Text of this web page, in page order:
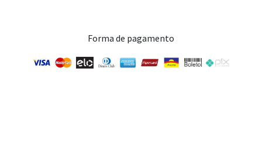
Forma de pagamento